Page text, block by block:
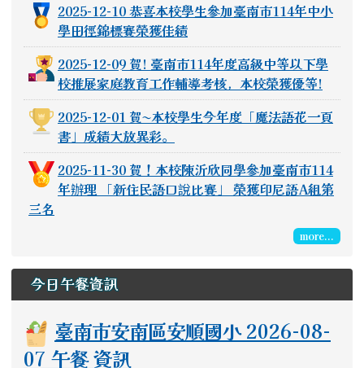
2025-12-10 恭喜本校學生參加臺南市114年中小
學田徑錦標賽榮獲佳績
2025-12-09 賀! 臺南市114年度高級中等以下學
校推展家庭教育工作輔導考核，本校榮獲優等!
2025-12-01 賀~本校學生今年度「魔法語花一頁
書」成績大放異彩。
2025-11-30 賀！本校陳沂欣同學參加臺南市114
年辦理 「新住民語口說比賽」 榮獲印尼語A組第
三名
more...
今日午餐資訊
臺南市安南區安順國小 2026-08-
07 午餐 資訊